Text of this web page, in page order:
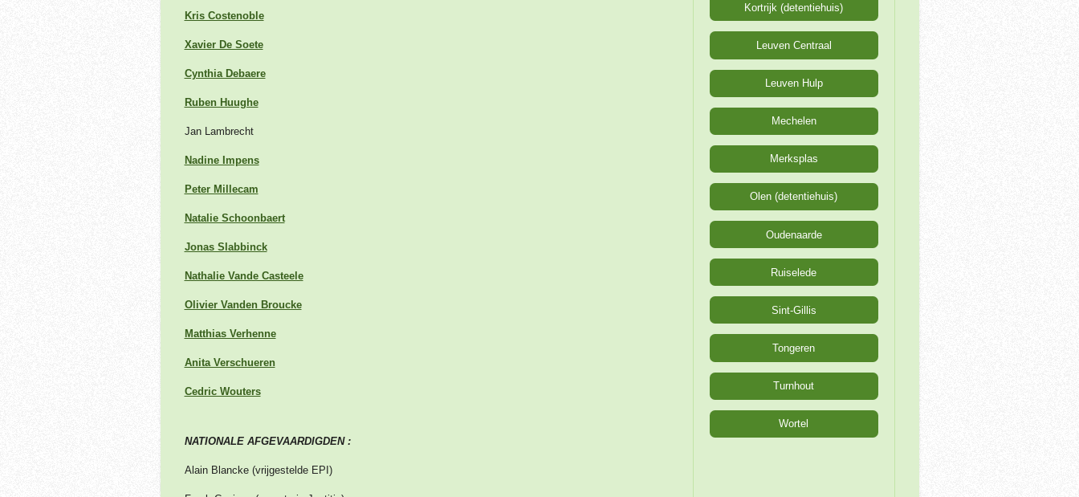
Kris Costenoble
Xavier De Soete
Cynthia Debaere
Ruben Huughe
Jan Lambrecht
Nadine Impens
Peter Millecam
Natalie Schoonbaert
Jonas Slabbinck
Nathalie Vande Casteele
Olivier Vanden Broucke
Matthias Verhenne
Anita Verschueren
Cedric Wouters
NATIONALE AFGEVAARDIGDEN :
Alain Blancke (vrijgestelde EPI)
Kortrijk (detentiehuis)
Leuven Centraal
Leuven Hulp
Mechelen
Merksplas
Olen (detentiehuis)
Oudenaarde
Ruiselede
Sint-Gillis
Tongeren
Turnhout
Wortel